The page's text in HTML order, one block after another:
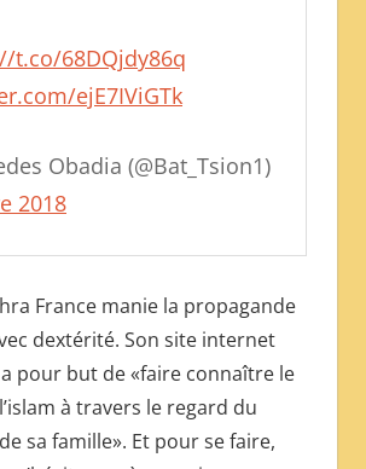
t.co/68DQjdy86q
ejE7IViGTk
Obadia (@Bat_Tsion1)
2018
France manie la propagande
dextérité. Son site internet
pour but de «faire connaître le
à travers le regard du
sa famille». Et pour se faire,